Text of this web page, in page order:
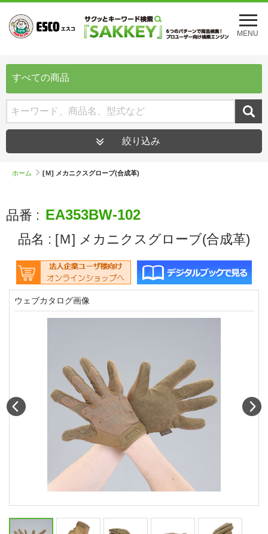
メ
ニ
ュ
を
MENU
すべての商品
絞り込み
ホーム [Ｍ] メカニクスグローブ(合成革)
品番 : EA353BW-102
品名 : [Ｍ] メカニクスグローブ(合成革)
ウェブカタログ画像